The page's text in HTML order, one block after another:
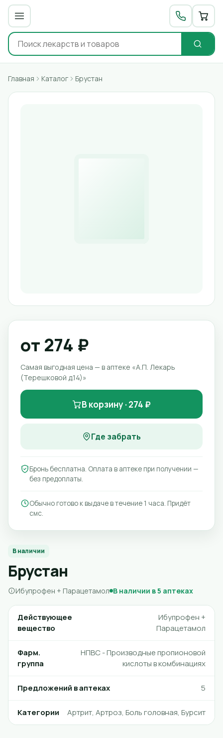
Главная Каталог Брустан
В наличии
Брустан
Ибупрофен + Парацетамол В наличии в 5 аптеках
Действующее
вещество
Ибупрофен +
Парацетамол
Фарм.
группа
НПВС - Производные пропионовой
кислоты в комбинациях
Предложений в аптеках 5
Категории Артрит, Артроз, Боль головная, Бурсит
от 274 ₽
Самая выгодная цена — в аптеке «А.П. Лекарь
(Терешковой д.14)»
В корзину · 274 ₽
Где забрать
Бронь бесплатна. Оплата в аптеке при получении —
без предоплаты.
Обычно готово к выдаче в течение 1 часа. Придёт
смс.